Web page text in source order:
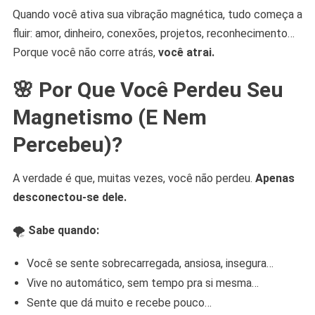
Quando você ativa sua vibração magnética, tudo começa a
fluir: amor, dinheiro, conexões, projetos, reconhecimento…
Porque você não corre atrás, você atrai.
🌸 Por Que Você Perdeu Seu
Magnetismo (E Nem
Percebeu)?
A verdade é que, muitas vezes, você não perdeu. Apenas
desconectou-se dele.
🌪️ Sabe quando:
Você se sente sobrecarregada, ansiosa, insegura…
Vive no automático, sem tempo pra si mesma…
Sente que dá muito e recebe pouco…